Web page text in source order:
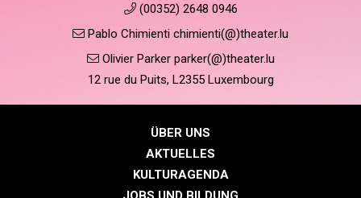
(00352) 2648 0946
Pablo Chimienti chimienti(@)theater.lu
Olivier Parker parker(@)theater.lu
12 rue du Puits, L2355 Luxembourg
ÜBER UNS
AKTUELLES
KULTURAGENDA